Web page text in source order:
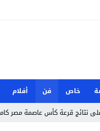
خاص فن أفلام
نتائج قرعة كأس عاصمة مصر كاملة 2026-